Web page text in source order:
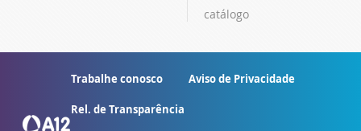
catálogo
Trabalhe conosco Aviso de Privacidade
Rel. de Transparência